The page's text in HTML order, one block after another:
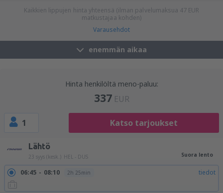
Kaikkien lippujen hinta yhteensä (ilman palvelumaksua 47 EUR
matkustajaa kohden)
Varausehdot
enemmän aikaa
Hinta henkilöltä meno-paluu:
337 EUR
1 Katso tarjoukset
Lähtö
23 syys (kesk.) HEL - DUS Suora lento
06:45 08:10 2h 25min tiedot